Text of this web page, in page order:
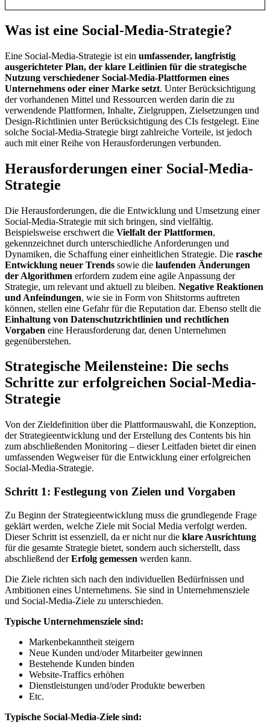
Was ist eine Social-Media-Strategie?
Eine Social-Media-Strategie ist ein umfassender, langfristig
ausgerichteter Plan, der klare Leitlinien für die strategische
Nutzung verschiedener Social-Media-Plattformen eines
Unternehmens oder einer Marke setzt. Unter Berücksichtigung
der vorhandenen Mittel und Ressourcen werden darin die zu
verwendende Plattformen, Inhalte, Zielgruppen, Zielsetzungen und
Design-Richtlinien unter Berücksichtigung des CIs festgelegt. Eine
solche Social-Media-Strategie birgt zahlreiche Vorteile, ist jedoch
auch mit einer Reihe von Herausforderungen verbunden.
Herausforderungen einer Social-Media-
Strategie
Die Herausforderungen, die die Entwicklung und Umsetzung einer
Social-Media-Strategie mit sich bringen, sind vielfältig.
Beispielsweise erschwert die Vielfalt der Plattformen,
gekennzeichnet durch unterschiedliche Anforderungen und
Dynamiken, die Schaffung einer einheitlichen Strategie. Die rasche
Entwicklung neuer Trends sowie die laufenden Änderungen
der Algorithmen erfordern zudem eine agile Anpassung der
Strategie, um relevant und aktuell zu bleiben. Negative Reaktionen
und Anfeindungen, wie sie in Form von Shitstorms auftreten
können, stellen eine Gefahr für die Reputation dar. Ebenso stellt die
Einhaltung von Datenschutzrichtlinien und rechtlichen
Vorgaben eine Herausforderung dar, denen Unternehmen
gegenüberstehen.
Strategische Meilensteine: Die sechs
Schritte zur erfolgreichen Social-Media-
Strategie
Von der Zieldefinition über die Plattformauswahl, die Konzeption,
der Strategieentwicklung und der Erstellung des Contents bis hin
zum abschließenden Monitoring – dieser Leitfaden bietet dir einen
umfassenden Wegweiser für die Entwicklung einer erfolgreichen
Social-Media-Strategie.
Schritt 1: Festlegung von Zielen und Vorgaben
Zu Beginn der Strategieentwicklung muss die grundlegende Frage
geklärt werden, welche Ziele mit Social Media verfolgt werden.
Dieser Schritt ist essenziell, da er nicht nur die klare Ausrichtung
für die gesamte Strategie bietet, sondern auch sicherstellt, dass
abschließend derErfolg gemessen werden kann.
Die Ziele richten sich nach den individuellen Bedürfnissen und
Ambitionen eines Unternehmens. Sie sind in Unternehmensziele
und Social-Media-Ziele zu unterschieden.
Typische Unternehmensziele sind:
Markenbekanntheit steigern
Neue Kunden und/oder Mitarbeiter gewinnen
Bestehende Kunden binden
Website-Traffics erhöhen
Dienstleistungen und/oder Produkte bewerben
Etc.
Typische Social-Media-Ziele sind: